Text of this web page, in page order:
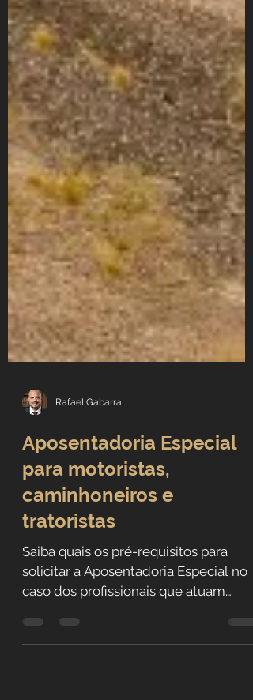
Rafael Gabarra
Aposentadoria Especial
para motoristas,
caminhoneiros e
tratoristas
Saiba quais os pré-requisitos para
caso dos profissionais que atuam
como motoristas de veículos...